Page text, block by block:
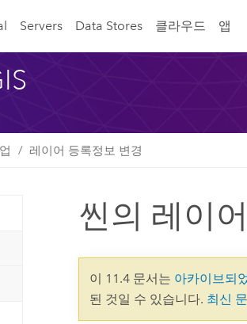
Servers Data Stores 클라우드 앱
레이어 등록정보 변경
씬의 레이
이 11.4 문서는 아카이브되
된 것일 수 있습니다. 최신